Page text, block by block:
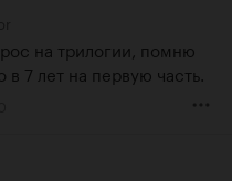
на трилогии, помню
в 7 лет на первую часть.